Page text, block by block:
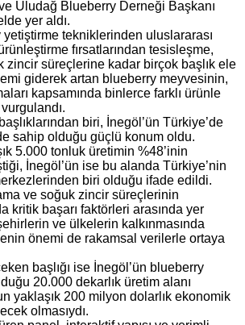
Uludağ Blueberry Derneği Başkanı
yer aldı.
tekniklerinden uluslararası
fırsatlarından tesisleşme,
zincir süreçlerine kadar birçok başlık ele
giderek artan blueberry meyvesinin,
kapsamında binlerce farklı ürünle
biri, İnegöl’ün Türkiye’de
sahip olduğu güçlü konum oldu.
5.000 tonluk üretimin %48’inin
İnegöl’ün ise bu alanda Türkiye’nin
biri olduğu ifade edildi.
ve soğuk zincir süreçlerinin
kritik başarı faktörleri arasında yer
ve ülkelerin kalkınmasında
önemi de rakamsal verilerle ortaya
başlığı ise İnegöl’ün blueberry
20.000 dekarlık üretim alanı
yaklaşık 200 milyon dolarlık ekonomik
olmasıydı.